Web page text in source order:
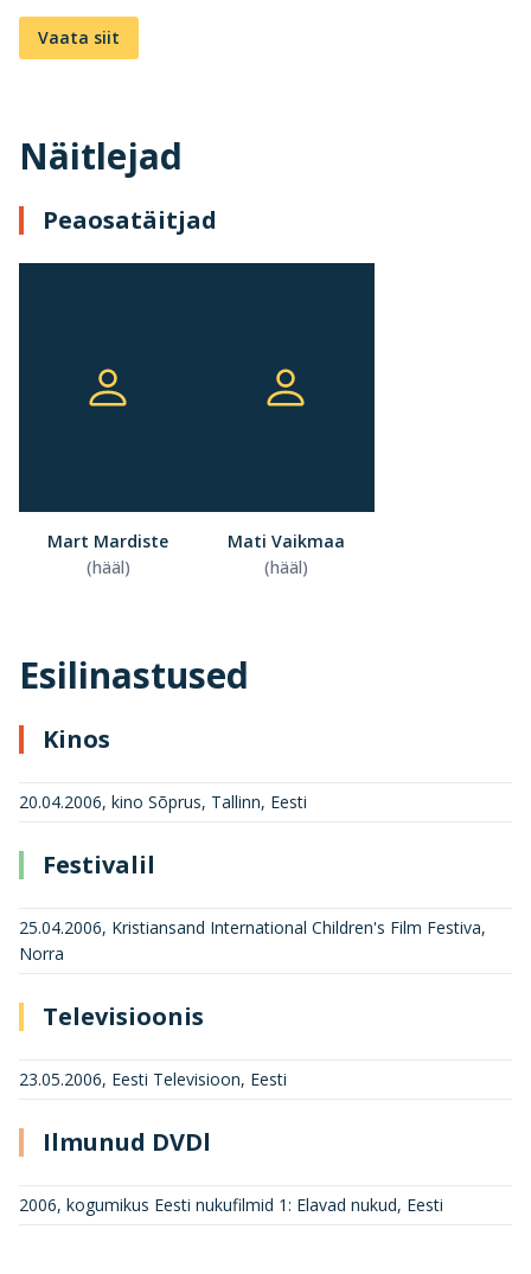
Vaata siit
Näitlejad
Peaosatäitjad
Mart Mardiste
(hääl)
Mati Vaikmaa
(hääl)
Esilinastused
Kinos
20.04.2006, kino Sõprus, Tallinn, Eesti
Festivalil
25.04.2006, Kristiansand International Children's Film Festiva,
Norra
Televisioonis
23.05.2006, Eesti Televisioon, Eesti
Ilmunud DVDl
2006, kogumikus Eesti nukufilmid 1: Elavad nukud, Eesti